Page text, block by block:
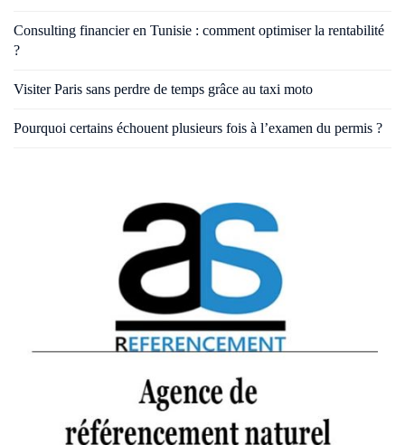
Consulting financier en Tunisie : comment optimiser la rentabilité
?
Visiter Paris sans perdre de temps grâce au taxi moto
Pourquoi certains échouent plusieurs fois à l’examen du permis ?